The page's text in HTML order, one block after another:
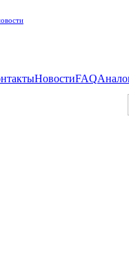
НовостиFAQ